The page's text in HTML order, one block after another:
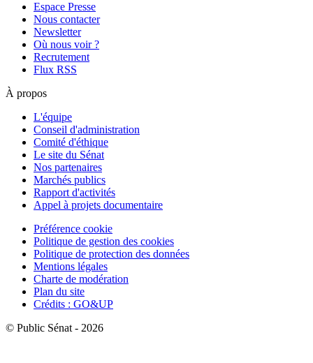
Espace Presse
Nous contacter
Newsletter
Où nous voir ?
Recrutement
Flux RSS
À propos
L'équipe
Conseil d'administration
Comité d'éthique
Le site du Sénat
Nos partenaires
Marchés publics
Rapport d'activités
Appel à projets documentaire
Préférence cookie
Politique de gestion des cookies
Politique de protection des données
Mentions légales
Charte de modération
Plan du site
Crédits : GO&UP
© Public Sénat - 2026